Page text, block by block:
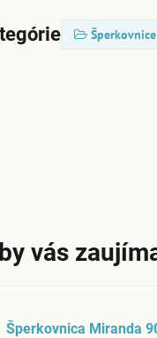
Šperkovnice
vás
Šperkovnica Miranda